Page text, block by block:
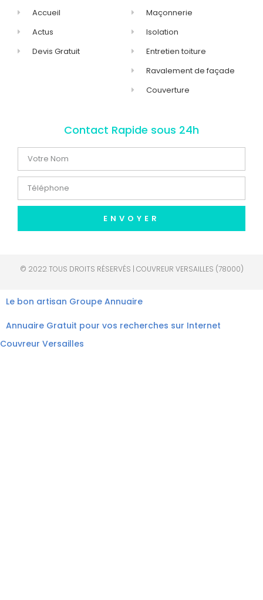
Accueil
Actus
Devis Gratuit
Maçonnerie
Isolation
Entretien toiture
Ravalement de façade
Couverture
Contact Rapide sous 24h
ENVOYER
© 2022 TOUS DROITS RÉSERVÉS | COUVREUR VERSAILLES (78000)
Le bon artisan Groupe Annuaire
Annuaire Gratuit pour vos recherches sur Internet
Couvreur Versailles